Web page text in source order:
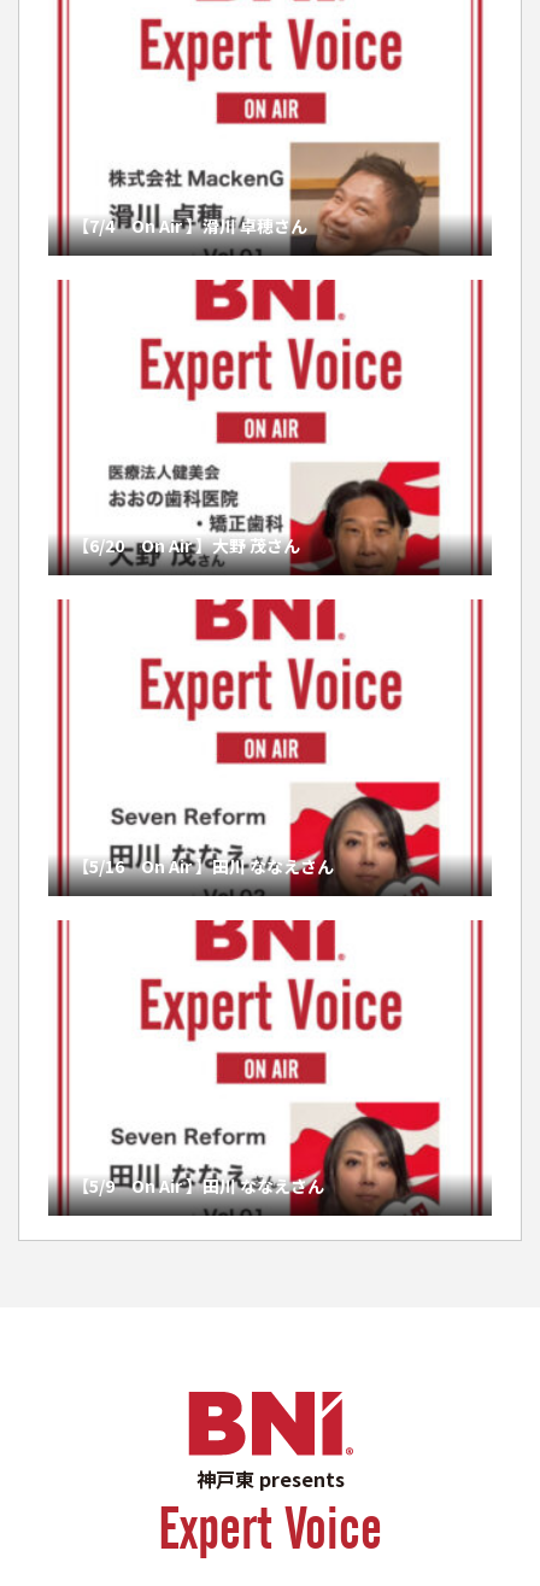
【7/4 On Air 】滑川 卓穂さん
【6/20 On Air 】大野 茂さん
【5/16 On Air 】田川 ななえさん
【5/9 On Air 】田川 ななえさん
神戸東 presents
Expert Voice